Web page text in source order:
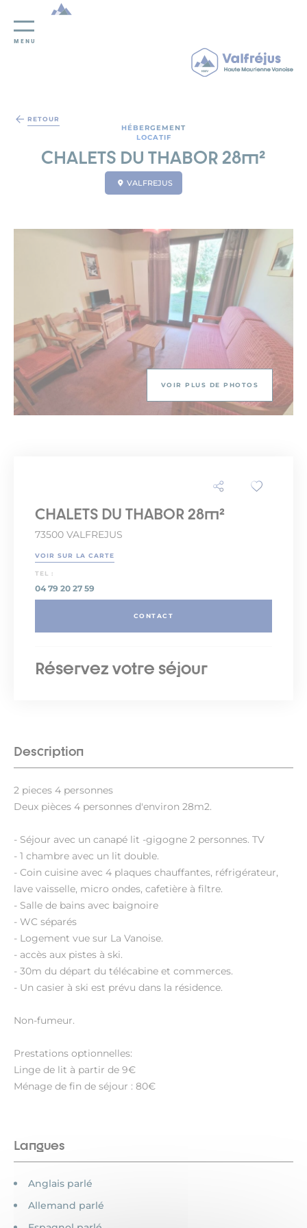
MENU
RETOUR
HÉBERGEMENT
LOCATIF
CHALETS DU THABOR 28m²
VALFREJUS
VOIR PLUS DE PHOTOS
Description
2 pieces 4 personnes
Deux pièces 4 personnes d'environ 28m2.
- Séjour avec un canapé lit -gigogne 2 personnes. TV
- 1 chambre avec un lit double.
- Coin cuisine avec 4 plaques chauffantes, réfrigérateur,
lave vaisselle, micro ondes, cafetière à filtre.
- Salle de bains avec baignoire
- WC séparés
- Logement vue sur La Vanoise.
- accès aux pistes à ski.
- 30m du départ du télécabine et commerces.
- Un casier à ski est prévu dans la résidence.
Non-fumeur.
Prestations optionnelles:
Linge de lit à partir de 9€
Ménage de fin de séjour : 80€
Langues
Anglais parlé
Allemand parlé
CHALETS DU THABOR 28m²
73500 VALFREJUS
VOIR SUR LA CARTE
TEL :
04 79 20 27 59
CONTACT
Réservez votre séjour